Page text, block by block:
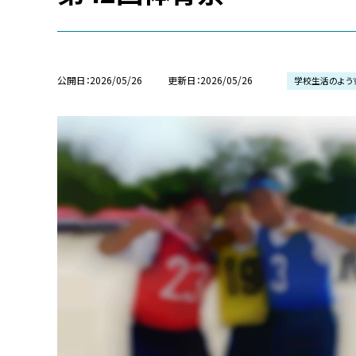
公開日 2026/05/26 更新日 2026/05/26 学校生活のよう